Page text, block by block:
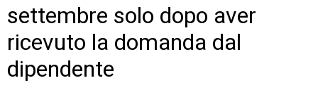
settembre solo dopo aver
ricevuto la domanda dal
dipendente